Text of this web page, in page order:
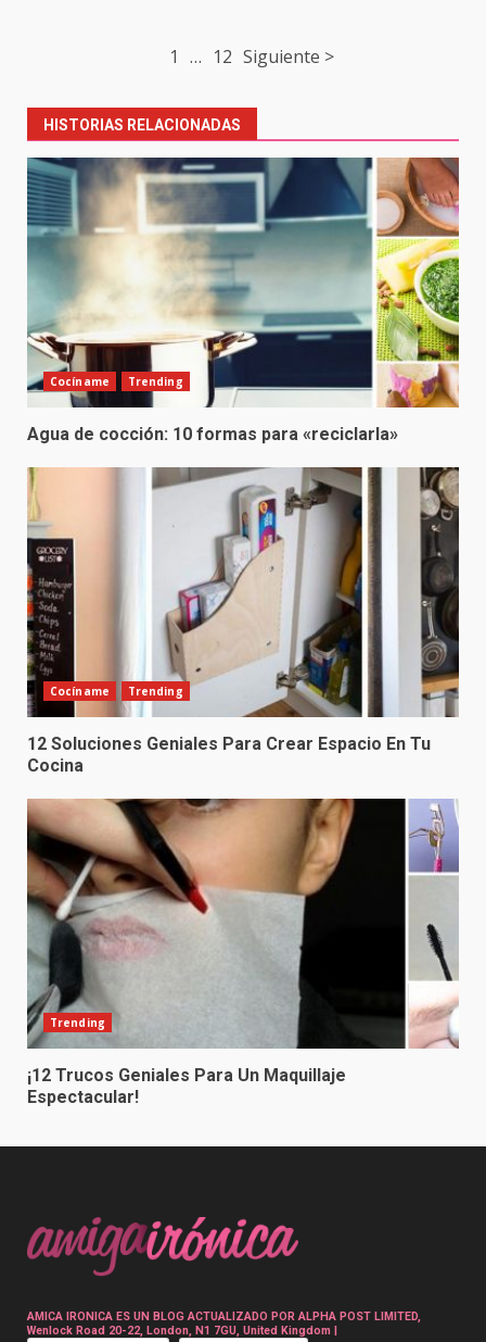
1 … 12 Siguiente >
HISTORIAS RELACIONADAS
Cocíname Trending
Agua de cocción: 10 formas para «reciclarla»
Cocíname Trending
12 Soluciones Geniales Para Crear Espacio En Tu
Cocina
Trending
¡12 Trucos Geniales Para Un Maquillaje
Espectacular!
AMICA IRONICA ES UN BLOG ACTUALIZADO POR ALPHA POST LIMITED,
Wenlock Road 20-22, London, N1 7GU, United Kingdom |